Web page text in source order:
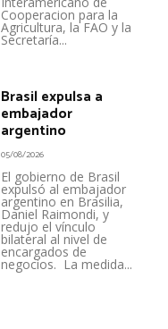
Cooperacion para la
Agricultura, la FAO y la
Secretaría...
Brasil expulsa a
embajador
argentino
05/08/2026
El gobierno de Brasil
expulsó al embajador
argentino en Brasilia,
Daniel Raimondi, y
redujo el vínculo
bilateral al nivel de
encargados de
negocios. La medida...